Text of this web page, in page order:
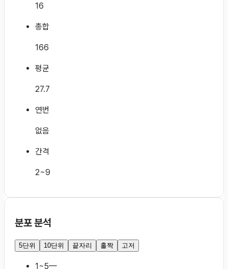
16
총합
166
평균
27.7
연번
없음
간격
2~9
분포 분석
5단위 10단위 끝자리 홀짝 고저
1~5—